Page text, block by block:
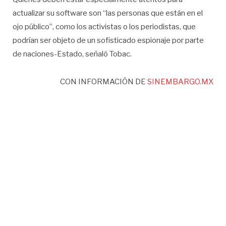
actualizar su software son “las personas que están en el
ojo público”, como los activistas o los periodistas, que
podrían ser objeto de un sofisticado espionaje por parte
de naciones-Estado, señaló Tobac.
CON INFORMACIÓN DE SINEMBARGO.MX